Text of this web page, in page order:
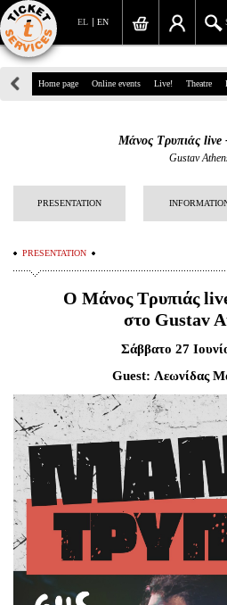
EN
EL
39, Panepistimiou Str,
info@ticketservices.gr
Search
Sign up/Sign in
Search your order
Είσοδος διαχειριστή
Home page Online events Live! Theatre
Μάνος Τρυπιάς
Gustav
PRESENTATION
PRESENTATION
Ο Μάνος Τρυπιάς
στο Gustav
Σάββατο 27
Guest: Λεωνίδας